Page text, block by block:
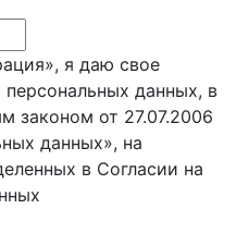
я даю свое
персональных данных, в
законом от 27.07.2006
данных», на
в Согласии на